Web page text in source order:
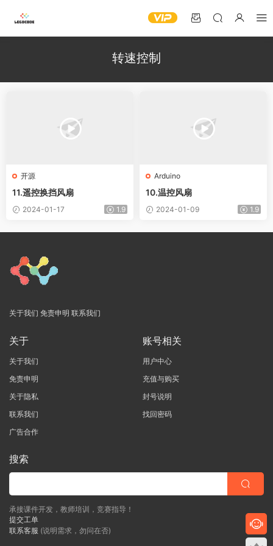
转速控制
开源
11.遥控换挡风扇
2024-01-17 1.9
Arduino
10.温控风扇
2024-01-09 1.9
关于我们 免责申明 联系我们
关于
关于我们
免责申明
关于隐私
联系我们
广告合作
账号相关
用户中心
充值与购买
封号说明
找回密码
搜索
承接课件开发，教师培训，竞赛指导！
提交工单
联系客服 (说明需求，勿问在否)